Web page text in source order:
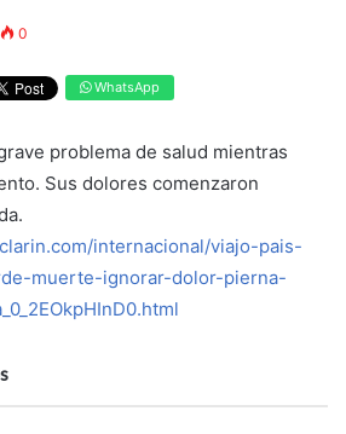
0
WhatsApp
problema de salud mientras
Sus dolores comenzaron
internacional/viajo-pais-
muerte-ignorar-dolor-pierna-